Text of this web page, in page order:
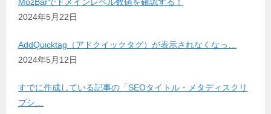
MozBarでドメインレベル数値を確認する！
2024年5月22日
AddQuicktag（アドクイックタグ）が表示されなくなっ…
2024年5月12日
すでに作成している記事の「SEOタイトル・メタディスクリ
プシ…